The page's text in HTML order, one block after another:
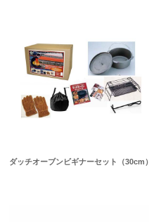
ダッチオーブンビギナーセット（30cm）